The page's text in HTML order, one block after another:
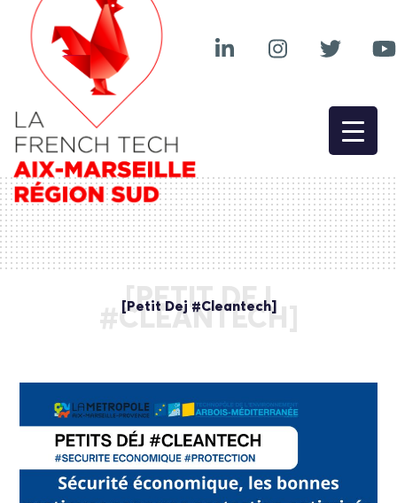
[PETIT DEJ
#CLEANTECH]
[Petit Dej #Cleantech]